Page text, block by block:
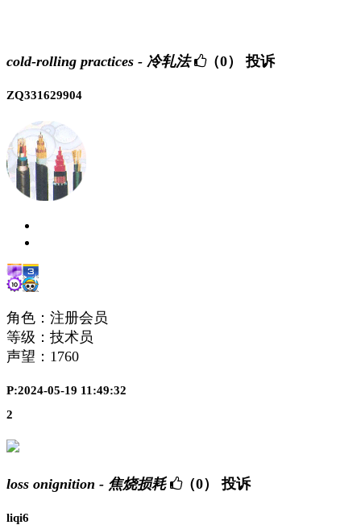
cold-rolling practices - 冷轧法 （0） 投诉
ZQ331629904
角色：注册会员
等级：技术员
声望： 1760
P:2024-05-19 11:49:32
2
loss onignition - 焦烧损耗 （0） 投诉
liqi6